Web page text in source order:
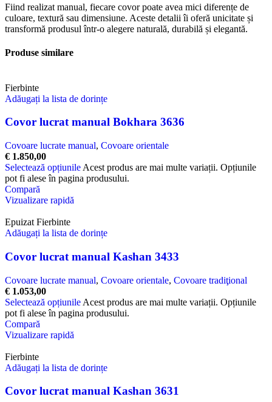
Fiind realizat manual, fiecare covor poate avea mici diferențe de
culoare, textură sau dimensiune. Aceste detalii îi oferă unicitate și
transformă produsul într-o alegere naturală, durabilă și elegantă.
Produse similare
Fierbinte
Adăugați la lista de dorințe
Covor lucrat manual Bokhara 3636
Covoare lucrate manual, Covoare orientale
€ 1.850,00
Selectează opțiunile Acest produs are mai multe variații. Opțiunile
pot fi alese în pagina produsului.
Compară
Vizualizare rapidă
Epuizat Fierbinte
Adăugați la lista de dorințe
Covor lucrat manual Kashan 3433
Covoare lucrate manual, Covoare orientale, Covoare tradiţional
€ 1.053,00
Selectează opțiunile Acest produs are mai multe variații. Opțiunile
pot fi alese în pagina produsului.
Compară
Vizualizare rapidă
Fierbinte
Adăugați la lista de dorințe
Covor lucrat manual Kashan 3631